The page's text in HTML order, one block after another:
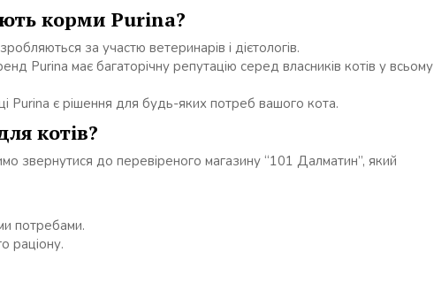
корми Purina?
за участю ветеринарів і дієтологів.
Purina має багаторічну репутацію серед власників котів у всьому
Purina є рішення для будь-яких потреб вашого кота.
котів?
звернутися до перевіреного магазину “101 Далматин”, який
потребами.
раціону.